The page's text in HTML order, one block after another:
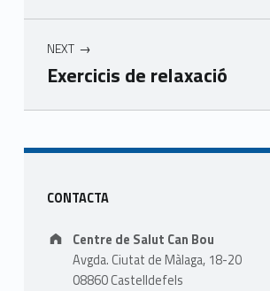
NEXT
Exercicis de relaxació
Skip back to main navigation
Sidebar
CONTACTA
Address:
Centre de Salut Can Bou
Avgda. Ciutat de Màlaga, 18-20
08860 Castelldefels